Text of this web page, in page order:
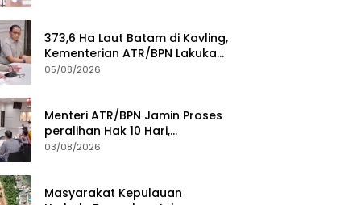
373,6 Ha Laut Batam di Kavling,
Kementerian ATR/BPN Lakukan
Investigasi
05/08/2026
Menteri ATR/BPN Jamin Proses
peralihan Hak 10 Hari,
Pengukuran Terjadwal Waktu
03/08/2026
Masyarakat Kepulauan